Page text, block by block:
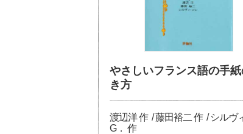
やさしいフランス語の手
き方
渡辺洋 作 / 藤田裕二 作 / シルヴ
G． 作